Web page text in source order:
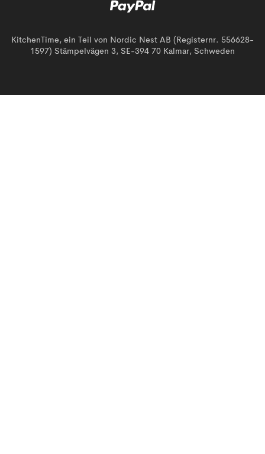
KitchenTime, ein Teil von Nordic Nest AB (Registernr. 556628-
1597) Stämpelvägen 3, SE-394 70 Kalmar, Schweden